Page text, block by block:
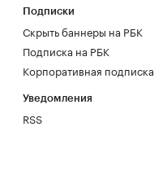
Подписки
Скрыть баннеры на РБК
Подписка на РБК
Корпоративная подписка
Уведомления
RSS